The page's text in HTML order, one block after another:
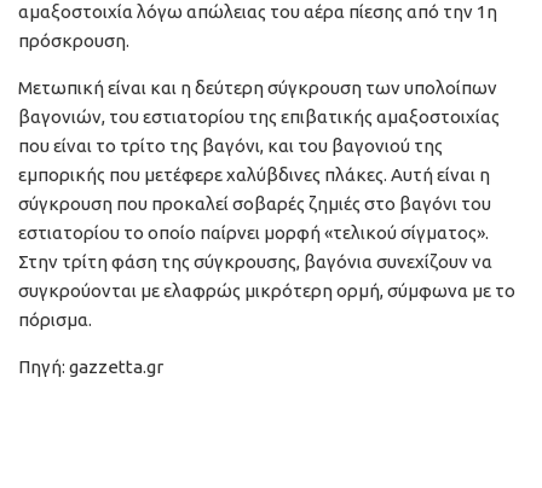
αμαξοστοιχία λόγω απώλειας του αέρα πίεσης από την 1η
πρόσκρουση.
Μετωπική είναι και η δεύτερη σύγκρουση των υπολοίπων
βαγονιών, του εστιατορίου της επιβατικής αμαξοστοιχίας
που είναι το τρίτο της βαγόνι, και του βαγονιού της
εμπορικής που μετέφερε χαλύβδινες πλάκες. Αυτή είναι η
σύγκρουση που προκαλεί σοβαρές ζημιές στο βαγόνι του
εστιατορίου το οποίο παίρνει μορφή «τελικού σίγματος».
Στην τρίτη φάση της σύγκρουσης, βαγόνια συνεχίζουν να
συγκρούονται με ελαφρώς μικρότερη ορμή, σύμφωνα με το
πόρισμα.
Πηγή: gazzetta.gr